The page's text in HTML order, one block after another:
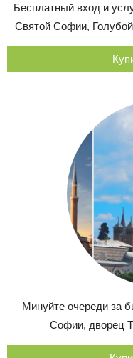
Бесплатный вход и
Святой Софии,
Минуйте очереди за
Софии, дворец